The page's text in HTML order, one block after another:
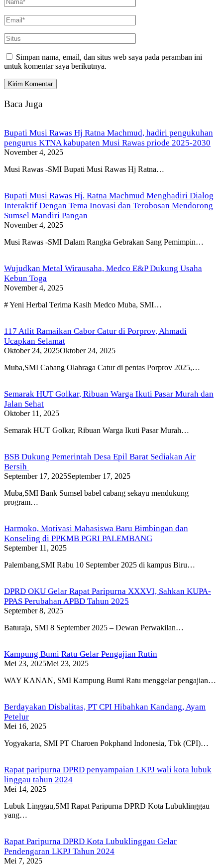
Simpan nama, email, dan situs web saya pada peramban ini
untuk komentar saya berikutnya.
Baca Juga
Bupati Musi Rawas Hj Ratna Machmud, hadiri pengukuhan
pengurus KTNA kabupaten Musi Rawas priode 2025-2030
November 4, 2025
Musi Rawas -SMI Bupati Musi Rawas Hj Ratna…
Bupati Musi Rawas Hj. Ratna Machmud Menghadiri Dialog
Interaktif Dengan Tema Inovasi dan Terobosan Mendorong
Sumsel Mandiri Pangan
November 4, 2025
Musi Rawas -SMI Dalam Rangka Gebrakan Sang Pemimpin…
Wujudkan Metal Wirausaha, Medco E&P Dukung Usaha
Kebun Toga
November 4, 2025
# Yeni Herbal Terima Kasih Medco Muba, SMI…
117 Atlit Ramaikan Cabor Catur di Porprov, Ahmadi
Ucapkan Selamat
Oktober 24, 2025Oktober 24, 2025
Muba,SMI Cabang Olahraga Catur di pentas Porprov 2025,…
Semarak HUT Golkar, Ribuan Warga Ikuti Pasar Murah dan
Jalan Sehat
Oktober 11, 2025
Semarak HUT Golkar, Ribuan Warga Ikuti Pasar Murah…
BSB Dukung Pemerintah Desa Epil Barat Sediakan Air
Bersih
September 17, 2025September 17, 2025
Muba,SMI Bank Sumsel babel cabang sekayu mendukung
program…
Harmoko, Motivasi Mahasiswa Baru Bimbingan dan
Konseling di PPKMB PGRI PALEMBANG
September 11, 2025
Palembang,SMI Rabu 10 September 2025 di kampus Biru…
DPRD OKU Gelar Rapat Paripurna XXXVI, Sahkan KUPA-
PPAS Perubahan APBD Tahun 2025
September 8, 2025
Baturaja, SMI 8 September 2025 – Dewan Perwakilan…
Kampung Bumi Ratu Gelar Pengajian Rutin
Mei 23, 2025Mei 23, 2025
WAY KANAN, SMI Kampung Bumi Ratu menggelar pengajian…
Berdayakan Disbalitas, PT CPI Hibahkan Kandang, Ayam
Petelur
Mei 16, 2025
Yogyakarta, SMI PT Charoen Pokphand Indonesia, Tbk (CPI)…
Rapat paripurna DPRD penyampaian LKPJ wali kota lubuk
linggau tahun 2024
Mei 14, 2025
Lubuk Linggau,SMI Rapat Paripurna DPRD Kota Lubuklinggau
yang…
Rapat Paripurna DPRD Kota Lubuklinggau Gelar
Pendengaran LKPJ Tahun 2024
Mei 7, 2025